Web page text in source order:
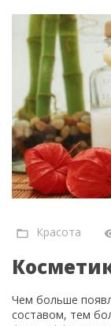
Красота
Чем больше
составом, тем